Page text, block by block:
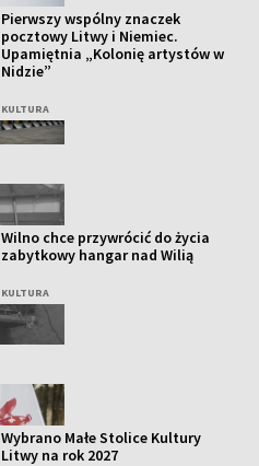
Pierwszy wspólny znaczek
pocztowy Litwy i Niemiec.
Upamiętnia „Kolonię artystów w
Nidzie”
KULTURA
Wilno chce przywrócić do życia
zabytkowy hangar nad Wilią
KULTURA
Wybrano Małe Stolice Kultury
Litwy na rok 2027